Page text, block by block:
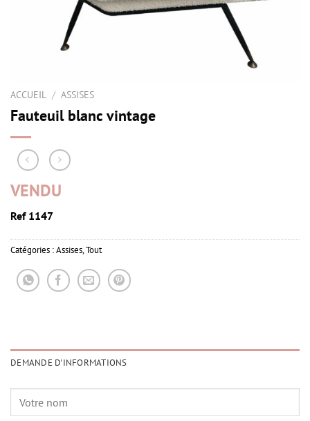
ACCUEIL / ASSISES
Fauteuil blanc vintage
VENDU
Ref 1147
Catégories :Assises,Tout
DEMANDE D'INFORMATIONS